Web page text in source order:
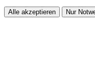
Alle akzeptieren
Nur